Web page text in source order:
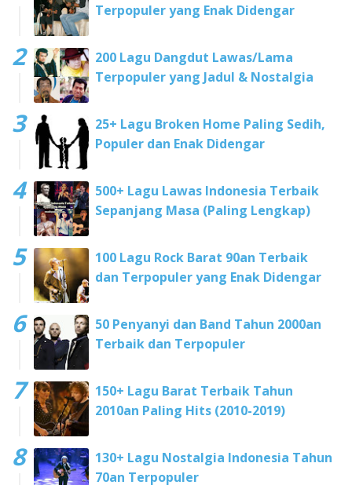
Terpopuler yang Enak Didengar
200 Lagu Dangdut Lawas/Lama
Terpopuler yang Jadul & Nostalgia
25+ Lagu Broken Home Paling Sedih,
Populer dan Enak Didengar
500+ Lagu Lawas Indonesia Terbaik
Sepanjang Masa (Paling Lengkap)
100 Lagu Rock Barat 90an Terbaik
dan Terpopuler yang Enak Didengar
50 Penyanyi dan Band Tahun 2000an
Terbaik dan Terpopuler
150+ Lagu Barat Terbaik Tahun
2010an Paling Hits (2010-2019)
130+ Lagu Nostalgia Indonesia Tahun
70an Terpopuler